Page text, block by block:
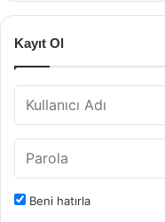
Kayıt Ol
Beni hatırla